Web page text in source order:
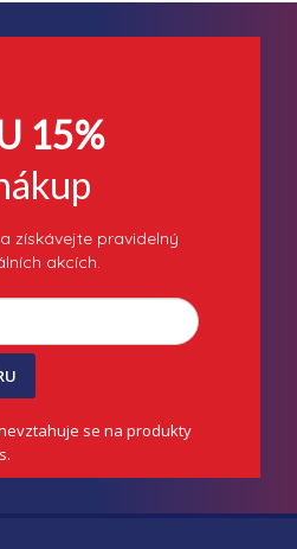
15%
získávejte pravidelný
akcích.
se na produkty